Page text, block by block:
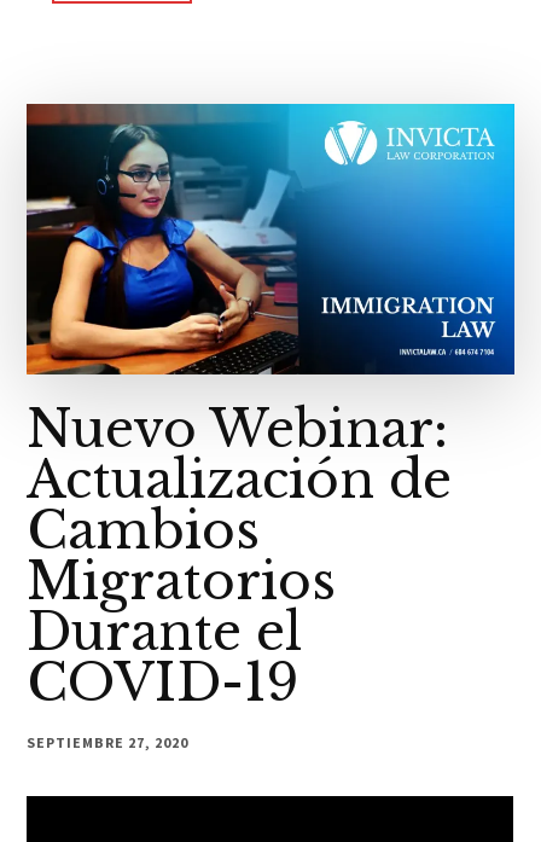
Nuevo Webinar:
Actualización de
Cambios
Migratorios
Durante el
COVID-19
SEPTIEMBRE 27, 2020